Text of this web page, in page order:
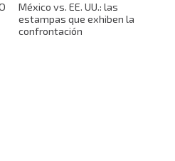
México vs. EE. UU.: las
estampas que exhiben la
confrontación